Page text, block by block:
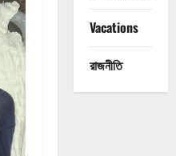
Vacations
রাজনীতি